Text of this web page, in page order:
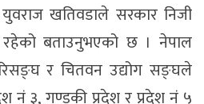
युवराज खतिवडाले सरकार निजी
रहेको बताउनुभएको छ । नेपाल
र चितवन उद्योग सङ्घले
३, गण्डकी प्रदेश र प्रदेश नं ५